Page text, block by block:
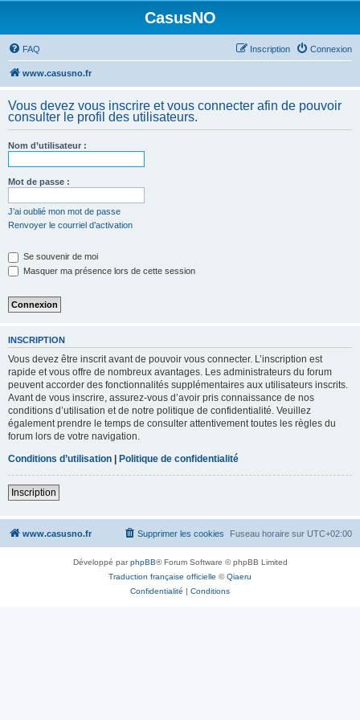
CasusNO
FAQ Connexion
Inscription
www.casusno.fr
Vous devez vous inscrire et vous connecter afin de pouvoir
consulter le profil des utilisateurs.
Nom d’utilisateur :
Mot de passe :
J’ai oublié mon mot de passe
Renvoyer le courriel d’activation
Se souvenir de moi
Masquer ma présence lors de cette session
INSCRIPTION
Vous devez être inscrit avant de pouvoir vous connecter. L’inscription est
rapide et vous offre de nombreux avantages. Les administrateurs du forum
peuvent accorder des fonctionnalités supplémentaires aux utilisateurs inscrits.
Avant de vous inscrire, assurez-vous d’avoir pris connaissance de nos
conditions d’utilisation et de notre politique de confidentialité. Veuillez
également prendre le temps de consulter attentivement toutes les règles du
forum lors de votre navigation.
Conditions d’utilisation | Politique de confidentialité
Inscription
www.casusno.fr Fuseau horaire sur UTC+02:00
Supprimer les cookies
Développé parphpBB® Forum Software © phpBB Limited
Traduction française officielle ©Qiaeru
Confidentialité | Conditions